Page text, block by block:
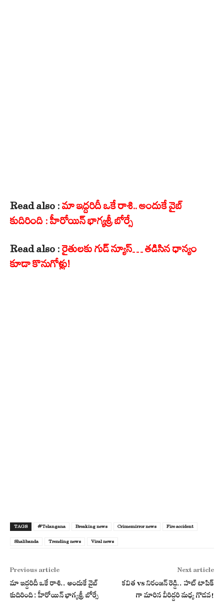
Read also : మా ఇద్దరిదీ ఒకే రాశి.. అందుకే వైబ్
కుదిరింది : హీరోయిన్ భాగ్యశ్రీ బోర్సే
Read also :రైతులకు గుడ్ న్యూస్… తడిసిన ధాన్యం
కూడా కొనుగోళ్లు!
TAGS #Telangana Breaking news Crimemirror news Fire accident
Shalibanda Trending news Viral news
Previous article
మా ఇద్దరిదీ ఒకే రాశి.. అందుకే వైబ్
కుదిరింది : హీరోయిన్ భాగ్యశ్రీ బోర్సే
Next article
కవిత vs నిరంజన్ రెడ్డి.. హట్ టాపిక్
గా మారిన వీరిద్దరి మధ్య గొడవ!